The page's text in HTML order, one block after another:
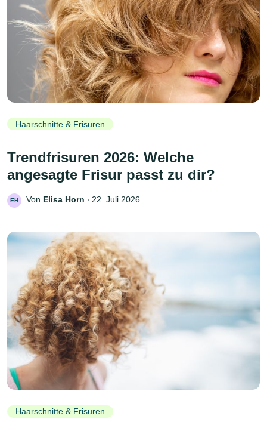
Haarschnitte & Frisuren
Trendfrisuren 2026: Welche
angesagte Frisur passt zu dir?
EH Von Elisa Horn ‧ 22. Juli 2026
Haarschnitte & Frisuren